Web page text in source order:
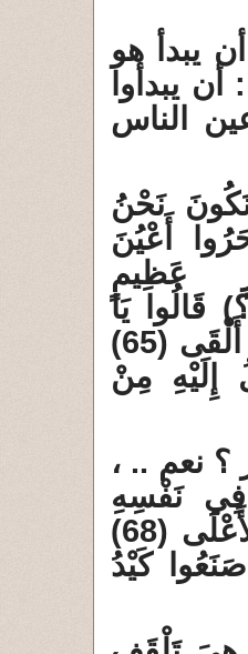
يبدأ هو
يبدأوا
الناس
نَحْنُ
سَحَرُوا أَعْيُنَ
عَظِيمٍ
) قَالُوا يَا
مُوسَى إِمَّا أَنْ تُلْقِيَ وَإِمَّا أَنْ نَكُونَ أَوَّلَ مَنْ أَلْقَى (65)
إِلَيْهِ مِنْ
نعم .. ،
نَفْسِهِ
خِيفَةً مُوسَى (67) قُلْنَا لا تَخَفْ إِنَّكَ أَنْتَ الأَعْلَى (68)
كَيْدُ